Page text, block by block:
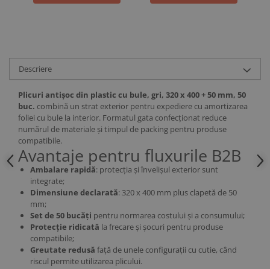
Descriere
Plicuri antișoc din plastic cu bule, gri, 320 x 400 + 50 mm, 50
buc. combină un strat exterior pentru expediere cu amortizarea
foliei cu bule la interior. Formatul gata confecționat reduce
numărul de materiale și timpul de packing pentru produse
compatibile.
Avantaje pentru fluxurile B2B
Ambalare rapidă: protecția și învelișul exterior sunt
integrate;
Dimensiune declarată: 320 x 400 mm plus clapetă de 50
mm;
Set de 50 bucăți pentru normarea costului și a consumului;
Protecție ridicată la frecare și șocuri pentru produse
compatibile;
Greutate redusă față de unele configurații cu cutie, când
riscul permite utilizarea plicului.